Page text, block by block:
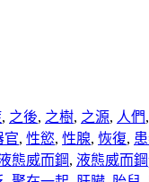
, 之後, 之樹, 之源, 人們,
官, 性慾, 性腺, 恢復,
態威而鋼, 液態威而